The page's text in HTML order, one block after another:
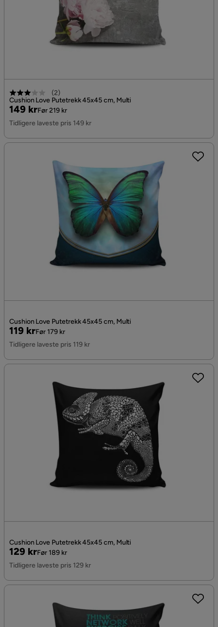
(2)
Cushion Love Putetrekk 45x45 cm, Multi
Pris
149 kr
Original
Pris
Før 219 kr
Tidligere laveste pris 149 kr
Cushion Love Putetrekk 45x45 cm, Multi
Pris
119 kr
Original
Pris
Før 179 kr
Tidligere laveste pris 119 kr
Cushion Love Putetrekk 45x45 cm, Multi
Pris
129 kr
Original
Pris
Før 189 kr
Tidligere laveste pris 129 kr